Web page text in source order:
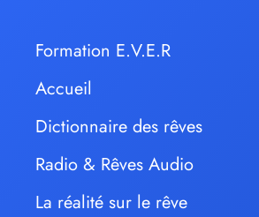
Formation E.V.E.R
Accueil
Dictionnaire des rêves
Radio & Rêves Audio
La réalité sur le rêve